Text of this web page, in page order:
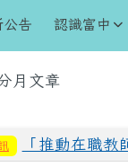
中學
公告 認識富中
月文章
「推動在職教